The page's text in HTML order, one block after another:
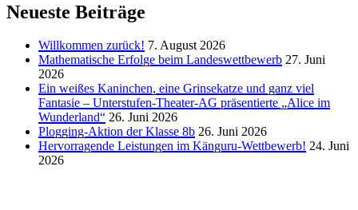
Neueste Beiträge
Willkommen zurück! 7. August 2026
Mathematische Erfolge beim Landeswettbewerb 27. Juni
2026
Ein weißes Kaninchen, eine Grinsekatze und ganz viel
Fantasie – Unterstufen-Theater-AG präsentierte „Alice im
Wunderland“ 26. Juni 2026
Plogging-Aktion der Klasse 8b 26. Juni 2026
Hervorragende Leistungen im Känguru-Wettbewerb! 24. Juni
2026